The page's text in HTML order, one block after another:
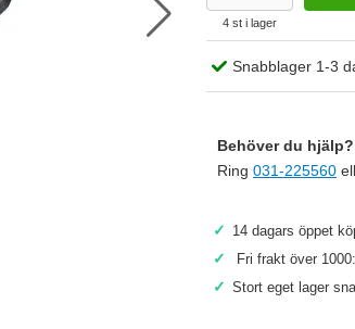
4 st i lager
Snabblager 1-3
Behöver du
Ring 031-225560
✓ 14 dagars öppet
✓ Fri frakt över
✓ Stort eget lager